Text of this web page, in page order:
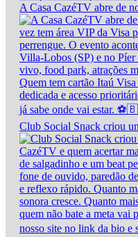
A Casa CazéTV abre de
Club Social Snack criou